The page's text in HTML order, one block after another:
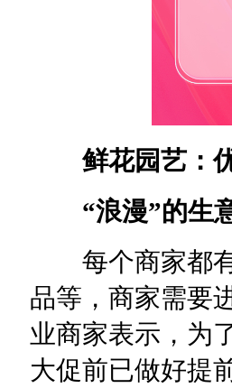
鲜花园艺：
“浪漫”的生
每个商家都有
品等，商家需要
业商家表示，为
大促前已做好提